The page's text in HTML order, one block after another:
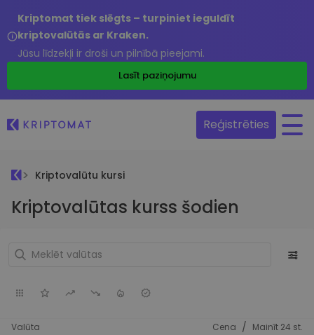
Kriptomat tiek slēgts – turpiniet ieguldīt
kriptovalūtās ar Kraken.
Jūsu līdzekļi ir droši un pilnībā pieejami.
Lasīt paziņojumu
Reģistrēties
Kriptovalūtu kursi
Kriptovalūtas kurss šodien
Valūta Cena / Mainīt 24 st.